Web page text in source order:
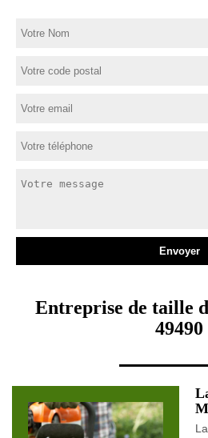
Entreprise de taille
49490